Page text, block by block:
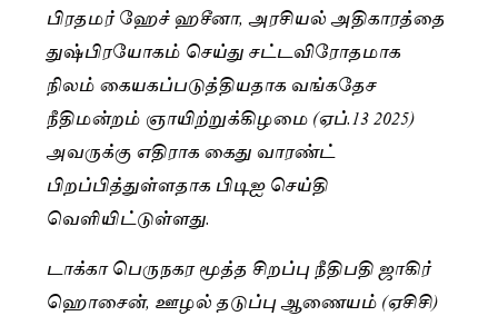
பிரதமர் ஹேச் ஹசீனா, அரசியல் அதிகாரத்தை
துஷ்பிரயோகம் செய்து சட்டவிரோதமாக
நிலம் கையகப்படுத்தியதாக வங்கதேச
நீதிமன்றம் ஞாயிற்றுக்கிழமை (ஏப்.13 2025)
அவருக்கு எதிராக கைது வாரண்ட்
பிறப்பித்துள்ளதாக பிடிஐ செய்தி
வெளியிட்டுள்ளது.
டாக்கா பெருநகர மூத்த சிறப்பு நீதிபதி ஜாகிர்
ஹொசைன், ஊழல் தடுப்பு ஆணையம் (ஏசிசி)